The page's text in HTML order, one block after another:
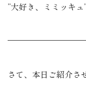
”大好き、ミミッキュ
さて、本日ご紹介さ